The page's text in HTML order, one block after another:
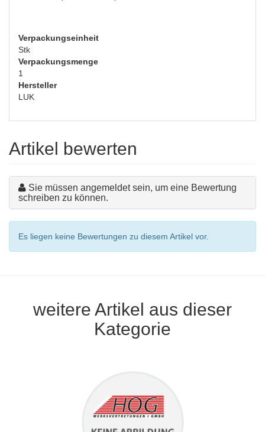
Verpackungseinheit
Stk
Verpackungsmenge
1
Hersteller
LUK
Artikel bewerten
Sie müssen angemeldet sein, um eine Bewertung
schreiben zu können.
Es liegen keine Bewertungen zu diesem Artikel vor.
weitere Artikel aus dieser
Kategorie